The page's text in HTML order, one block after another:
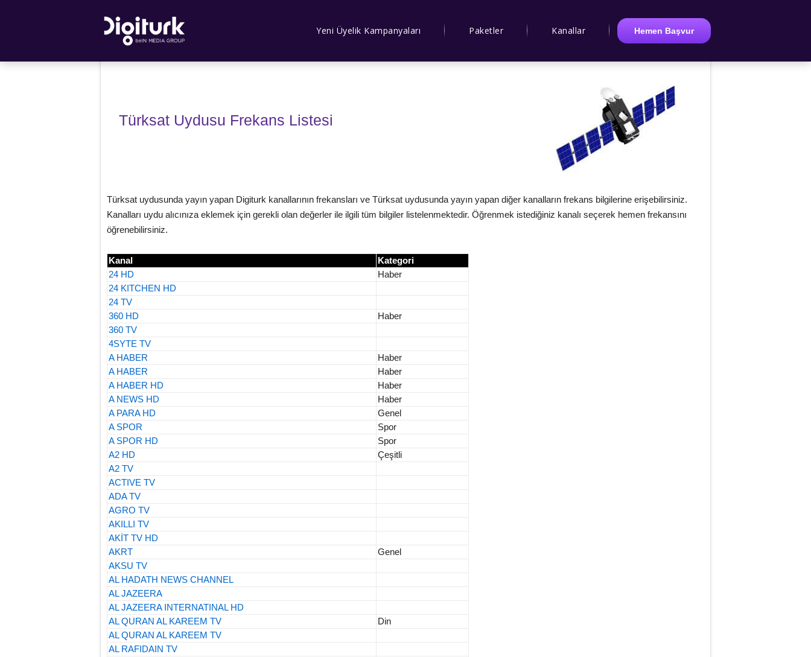
Yeni Üyelik Kampanyaları Paketler Kanallar Hemen Başvur
Türksat Uydusu Frekans Listesi
Türksat uydusunda yayın yapan Digiturk kanallarının frekansları ve Türksat uydusunda yayın yapan diğer kanalların frekans bilgilerine erişebilirsiniz.
Kanalları uydu alıcınıza eklemek için gerekli olan değerler ile ilgili tüm bilgiler listelenmektedir. Öğrenmek istediğiniz kanalı seçerek hemen frekansını
öğrenebilirsiniz.
Kanal
Kategori
24 HD
Haber
24 KITCHEN HD
24 TV
360 HD
Haber
360 TV
4SYTE TV
A HABER
Haber
A HABER
Haber
A HABER HD
Haber
A NEWS HD
Haber
A PARA HD
Genel
A SPOR
Spor
A SPOR HD
Spor
A2 HD
Çeşitli
A2 TV
ACTIVE TV
ADA TV
AGRO TV
AKILLI TV
AKİT TV HD
AKRT
Genel
AKSU TV
AL HADATH NEWS CHANNEL
AL JAZEERA
AL JAZEERA INTERNATINAL HD
AL QURAN AL KAREEM TV
Din
AL QURAN AL KAREEM TV
AL RAFIDAIN TV